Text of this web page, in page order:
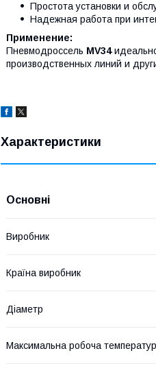
Простота установки и
Надежная работа при
Применение:
Пневмодроссель MV34
производственных линий и
Характеристики
Основні
Виробник
Країна виробник
Діаметр
Максимальна робоча